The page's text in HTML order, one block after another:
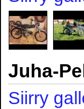
Juha-
Siirry